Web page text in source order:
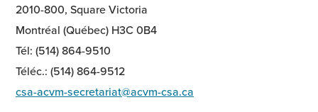
2010-800, Square Victoria
Montréal (Québec) H3C 0B4
Tél: (514) 864-9510
Téléc.: (514) 864-9512
csa-acvm-secretariat@acvm-csa.ca